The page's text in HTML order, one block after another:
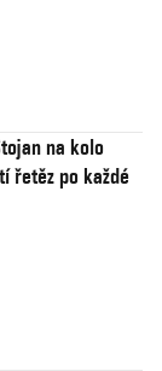
na kolo
řetěz po každé